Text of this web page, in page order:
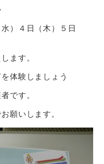
）４日（木）５日
ます。
体験しましょう
です。
願いします。